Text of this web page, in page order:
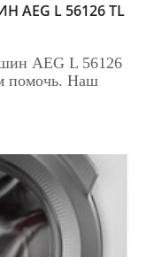
L 56126 TL
AEG L 56126
помочь. Наш